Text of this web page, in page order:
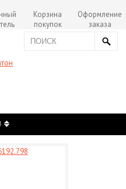
Корзина
покупок
Оформление
заказа